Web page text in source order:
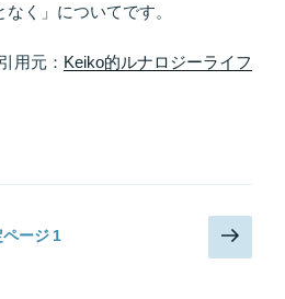
く」についてです。
用元： Keiko的ルナロジーライフ
ページ 1
次
の